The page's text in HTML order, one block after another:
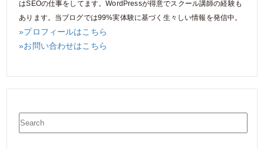
はSEOの仕事をしてます。WordPressが得意でスクール講師の経験も
あります。当ブログでは99%実体験に基づく生々しい情報を発信中。
»プロフィールはこちら
»お問い合わせはこちら